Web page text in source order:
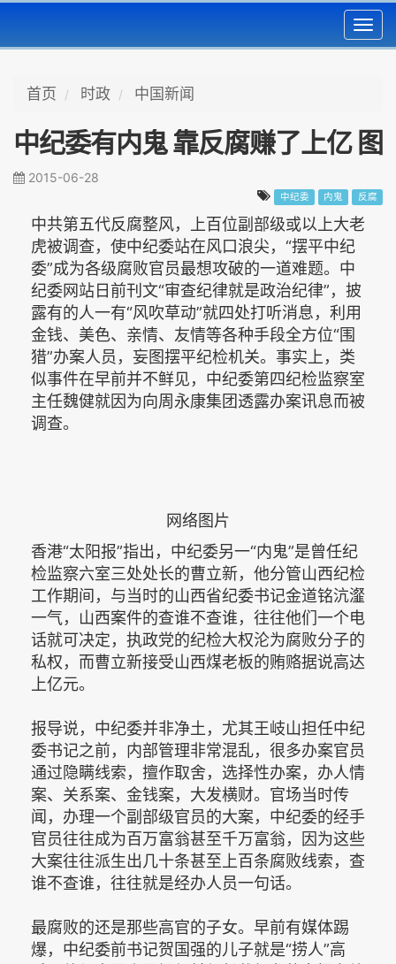
首页 时政 中国新闻
中纪委有内鬼 靠反腐赚了上亿 图
2015-06-28
中纪委 内鬼 反腐
中共第五代反腐整风，上百位副部级或以上大老
虎被调查，使中纪委站在风口浪尖，“摆平中纪
委”成为各级腐败官员最想攻破的一道难题。中
纪委网站日前刊文“审查纪律就是政治纪律”，披
露有的人一有“风吹草动”就四处打听消息，利用
金钱、美色、亲情、友情等各种手段全方位“围
猎”办案人员，妄图摆平纪检机关。事实上，类
似事件在早前并不鲜见，中纪委第四纪检监察室
主任魏健就因为向周永康集团透露办案讯息而被
调查。
网络图片
香港“太阳报”指出，中纪委另一“内鬼”是曾任纪
检监察六室三处处长的曹立新，他分管山西纪检
工作期间，与当时的山西省纪委书记金道铭沆瀣
一气，山西案件的查谁不查谁，往往他们一个电
话就可决定，执政党的纪检大权沦为腐败分子的
私权，而曹立新接受山西煤老板的贿赂据说高达
上亿元。
报导说，中纪委并非净土，尤其王岐山担任中纪
委书记之前，内部管理非常混乱，很多办案官员
通过隐瞒线索，擅作取舍，选择性办案，办人情
案、关系案、金钱案，大发横财。官场当时传
闻，办理一个副部级官员的大案，中纪委的经手
官员往往成为百万富翁甚至千万富翁，因为这些
大案往往派生出几十条甚至上百条腐败线索，查
谁不查谁，往往就是经办人员一句话。
最腐败的还是那些高官的子女。早前有媒体踢
爆，中纪委前书记贺国强的儿子就是“捞人”高